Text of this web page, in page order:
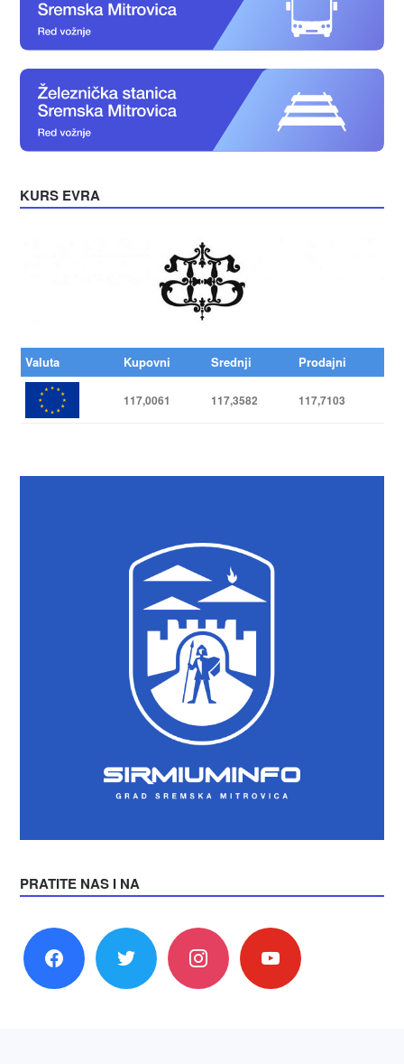
KURS EVRA
Valuta Kupovni Srednji Prodajni
117,0061 117,3582 117,7103
PRATITE NAS I NA
facebook twitter instagram youtube